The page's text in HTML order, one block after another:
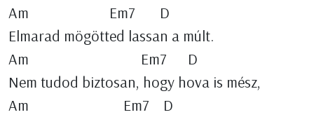
Am Em7 D
Elmarad mögötted lassan a múlt.
Am Em7 D
Nem tudod biztosan, hogy hova is mész,
Am Em7 D